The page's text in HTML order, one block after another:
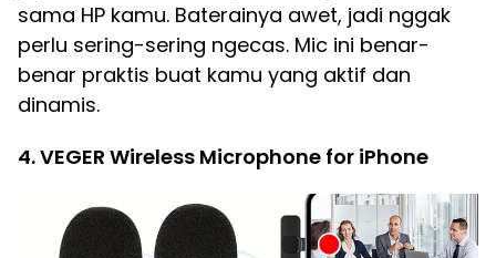
sama HP kamu. Baterainya awet, jadi nggak
perlu sering-sering ngecas. Mic ini benar-
benar praktis buat kamu yang aktif dan
dinamis.
4. VEGER Wireless Microphone for iPhone